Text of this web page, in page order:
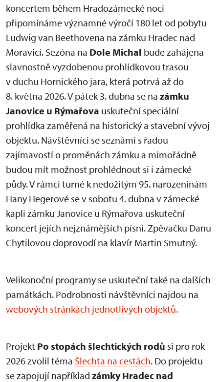
koncertem během Hradozámecké noci
připomínáme významné výročí 180 let od pobytu
Ludwig van Beethovena na zámku Hradec nad
Moravicí. Sezóna na Dole Michal bude zahájena
slavnostně vyzdobenou prohlídkovou trasou
v duchu Hornického jara, která potrvá až do
8. května 2026. V pátek 3. dubna se na zámku
Janovice u Rýmařova uskuteční speciální
prohlídka zaměřená na historický a stavební vývoj
objektu. Návštěvníci se seznámí s řadou
zajímavostí o proměnách zámku a mimořádně
budou mít možnost prohlédnout si i zámecké
půdy. V rámci turné k nedožitým 95. narozeninám
Hany Hegerové se v sobotu 4. dubna v zámecké
kapli zámku Janovice u Rýmařova uskuteční
koncert jejích nejznámějších písní. Zpěvačku Danu
Chytilovou doprovodí na klavír Martin Smutný.
Velikonoční programy se uskuteční také na dalších
památkách. Podrobnosti návštěvníci najdou na
webových stránkách jednotlivých objektů.
Projekt Po stopách šlechtických rodů si pro rok
2026 zvolil téma Šlechta na cestách. Do projektu
se zapojují například zámky Hradec nad